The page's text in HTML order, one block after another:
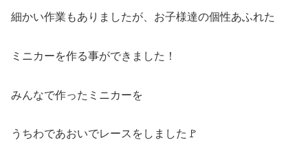
細かい作業もありましたが、お子様達の個性あふれた
ミニカーを作る事ができました！
みんなで作ったミニカーを
うちわであおいでレースをしました🚩